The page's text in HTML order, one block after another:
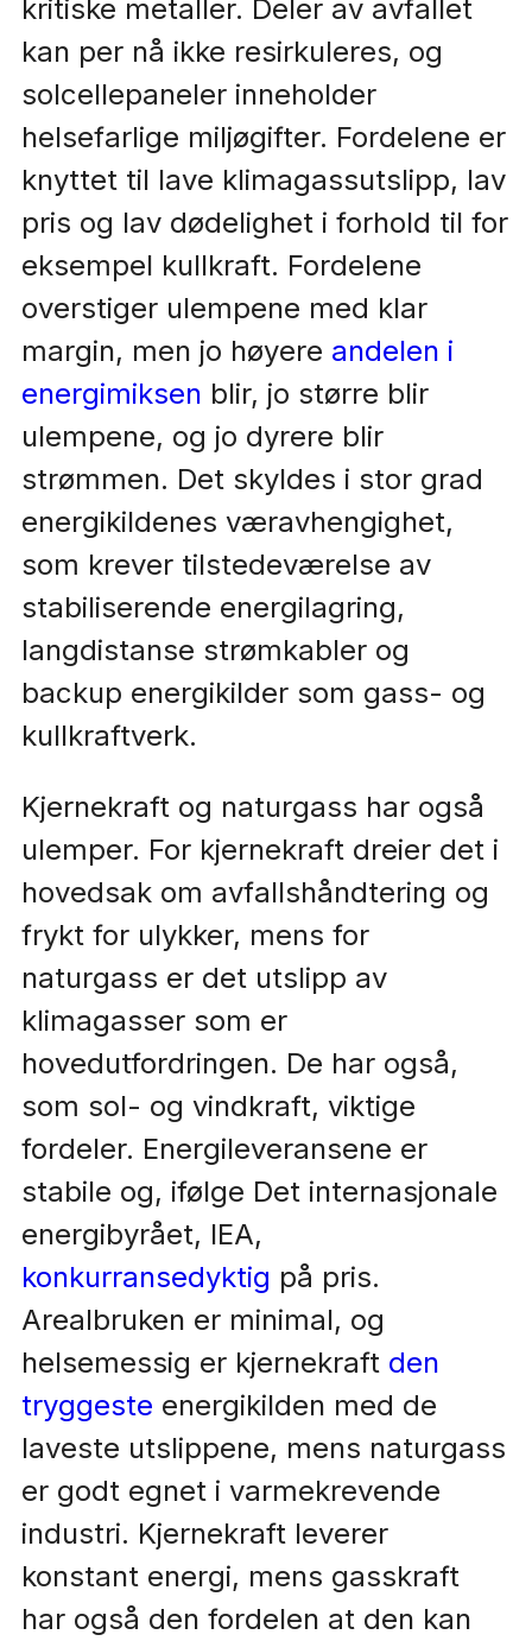
kritiske metaller. Deler av avfallet
kan per nå ikke resirkuleres, og
solcellepaneler inneholder
helsefarlige miljøgifter. Fordelene er
knyttet til lave klimagassutslipp, lav
pris og lav dødelighet i forhold til for
eksempel kullkraft. Fordelene
overstiger ulempene med klar
margin, men jo høyere andelen i
energimiksen blir, jo større blir
ulempene, og jo dyrere blir
strømmen. Det skyldes i stor grad
energikildenes væravhengighet,
som krever tilstedeværelse av
stabiliserende energilagring,
langdistanse strømkabler og
backup energikilder som gass- og
kullkraftverk.
Kjernekraft og naturgass har også
ulemper. For kjernekraft dreier det i
hovedsak om avfallshåndtering og
frykt for ulykker, mens for
naturgass er det utslipp av
klimagasser som er
hovedutfordringen. De har også,
som sol- og vindkraft, viktige
fordeler. Energileveransene er
stabile og, ifølge Det internasjonale
energibyrået, IEA,
konkurransedyktig på pris.
Arealbruken er minimal, og
helsemessig er kjernekraft den
tryggeste energikilden med de
laveste utslippene, mens naturgass
er godt egnet i varmekrevende
industri. Kjernekraft leverer
konstant energi, mens gasskraft
har også den fordelen at den kan